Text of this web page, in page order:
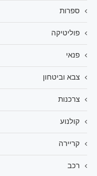
ספרות
פוליטיקה
פנאי
צבא וביטחון
צרכנות
קולנוע
קריירה
רכב